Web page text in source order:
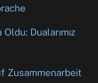
Dualarımız
Zusammenarbeit